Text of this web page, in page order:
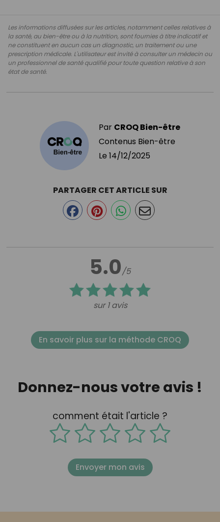
Les informations diffusées sur les articles, notamment celles relatives à
la santé, au bien-être ou à la nutrition, sont fournies à titre indicatif et
ne constituent en aucun cas un diagnostic, un traitement ou une
prescription médicale. L'utilisateur est invité à consulter un médecin ou
un professionnel de santé qualifié pour toute question relative à son
état de santé.
Par CROQ Bien-être
Contenus Bien-être
Le 14/12/2025
5.0/5
sur 1 avis
PARTAGER CET ARTICLE SUR
En savoir plus sur la méthode CROQ
Donnez-nous votre avis !
comment était l'article ?
Envoyer mon avis